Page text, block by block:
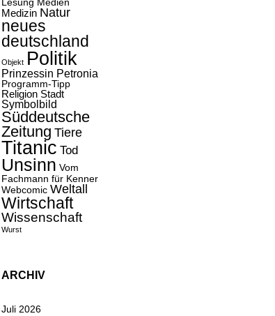
Medizin Natur
neues
deutschland
Objekt Politik
Prinzessin Petronia
Programm-Tipp
Religion Stadt
Symbolbild
Süddeutsche
Zeitung Tiere
Titanic Tod
Unsinn Vom
Fachmann für Kenner
Webcomic Weltall
Wirtschaft
Wissenschaft
Wurst
ARCHIV
Juli 2026